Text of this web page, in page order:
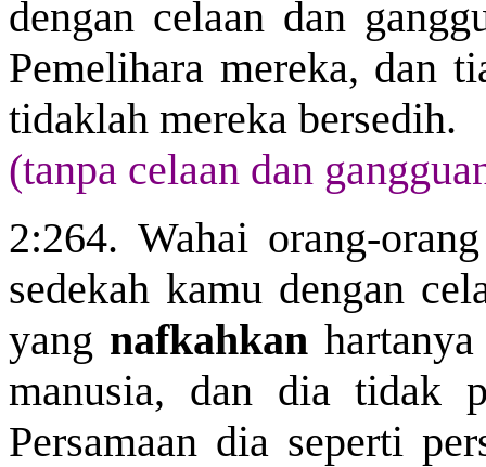
dengan celaan dan
Pemelihara mereka, dan
tidaklah mereka bersedih.
(tanpa celaan dan
2:264. Wahai orang-
sedekah kamu dengan
yang nafkahkan
manusia, dan dia tidak
Persamaan dia seperti